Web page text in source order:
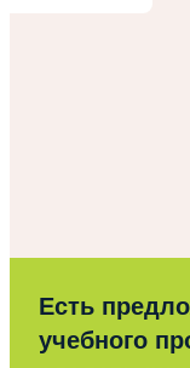
Есть
учебного